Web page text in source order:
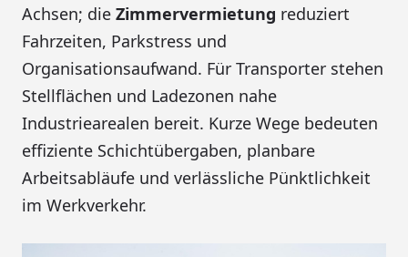
Achsen; die Zimmervermietung reduziert
Fahrzeiten, Parkstress und
Organisationsaufwand. Für Transporter stehen
Stellflächen und Ladezonen nahe
Industriearealen bereit. Kurze Wege bedeuten
effiziente Schichtübergaben, planbare
Arbeitsabläufe und verlässliche Pünktlichkeit
im Werkverkehr.